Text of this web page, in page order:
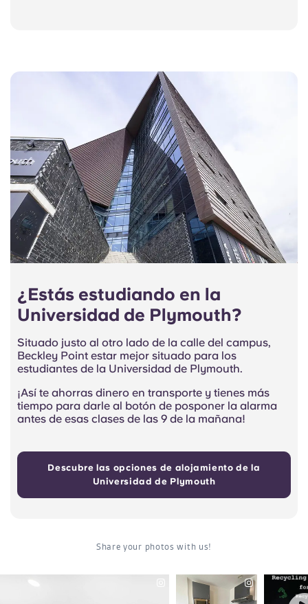
¿Estás estudiando en la
Universidad de Plymouth?
Situado justo al otro lado de la calle del campus,
Beckley Point estar mejor situado para los
estudiantes de la Universidad de Plymouth.
¡Así te ahorras dinero en transporte y tienes más
tiempo para darle al botón de posponer la alarma
antes de esas clases de las 9 de la mañana!
Descubre las opciones de alojamiento de la
Universidad de Plymouth